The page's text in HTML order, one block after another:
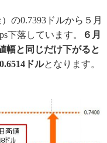
の0.7393ドルから５月
下落しています。
６月
幅と同じだけ下がると
ドルとなります。